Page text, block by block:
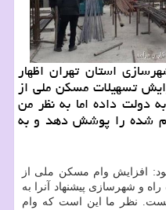
استان تهران اظهار
تسهیلات مسکن ملی از
را به دولت داده اما به نظر من
شده را پوشش دهد و به
افزایش وام مسکن ملی از
راه و شهرسازی پیشنهاد آنرا به
نظر ما این است که وام